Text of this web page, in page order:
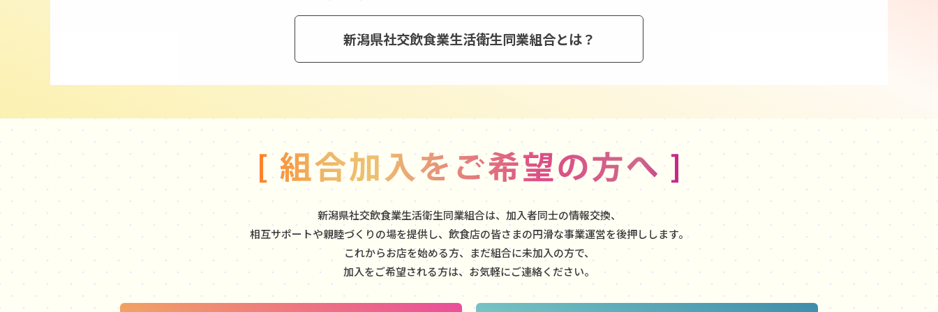
新潟県社交飲食業生活衛生同業組合とは？
新潟県社交飲食業生活衛生同業組合は、加入者同士の情報交換、
相互サポートや親睦づくりの場を提供し、飲食店の皆さまの円滑な事業運営を後押しします。
これからお店を始める方、まだ組合に未加入の方で、
加入をご希望される方は、お気軽にご連絡ください。